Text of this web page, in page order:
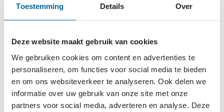
Toestemming Details Over
Deze website maakt gebruik van cookies
We gebruiken cookies om content en advertenties te
personaliseren, om functies voor social media te bieden
en om ons websiteverkeer te analyseren. Ook delen we
informatie over uw gebruik van onze site met onze
partners voor social media, adverteren en analyse. Deze
jaren is mijn zicht stabiel, ik zie nog zes tot acht
procent. Een behandeling is er niet en hoeveel zicht
grootste angst is om uiteindelijk helemaal blind te
worden. Als ik dan zelf een dochtertje krijg, weet ik
niet hoe ze eruit ziet en kan ik haar niet herkennen
op het schoolplein. Ik zal haar geen boekje voor kun­
nen lezen, of haar nagels lakken.